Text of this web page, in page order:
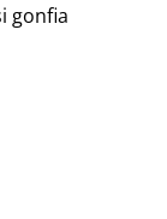
gonfia